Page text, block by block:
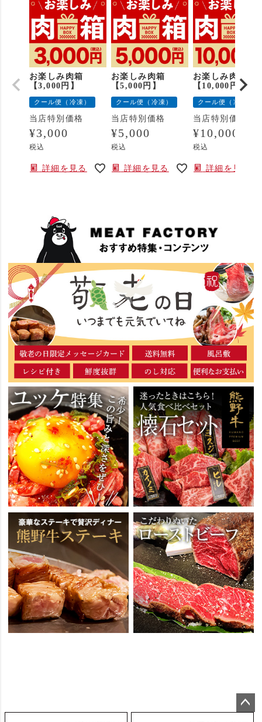
お楽しみ肉箱
【3,000円】
クール便（冷凍）
当店特別価格
¥3,000
税込
詳細を見る
お楽しみ肉箱
【5,000円】
クール便（冷凍）
当店特別価格
¥5,000
税込
詳細を見る
お楽しみ肉箱
【10,000円】
クール便（冷凍）
当店特別価格
¥10,000
税込
詳細を見る